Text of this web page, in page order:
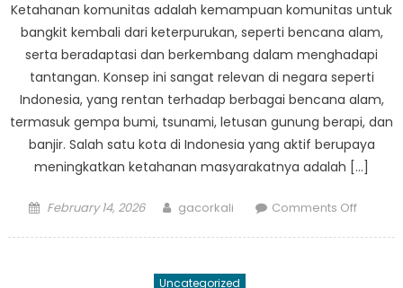
Kota
Lain
Ketahanan komunitas adalah kemampuan komunitas untuk
bangkit kembali dari keterpurukan, seperti bencana alam,
serta beradaptasi dan berkembang dalam menghadapi
tantangan. Konsep ini sangat relevan di negara seperti
Indonesia, yang rentan terhadap berbagai bencana alam,
termasuk gempa bumi, tsunami, letusan gunung berapi, dan
banjir. Salah satu kota di Indonesia yang aktif berupaya
meningkatkan ketahanan masyarakatnya adalah […]
Posted
February 14, 2026 Author
gacorkali Comments Offon
Uncategorized